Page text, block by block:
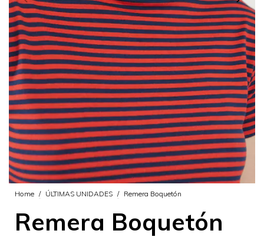
Home / ÚLTIMAS UNIDADES / Remera Boquetón
Remera Boquetón